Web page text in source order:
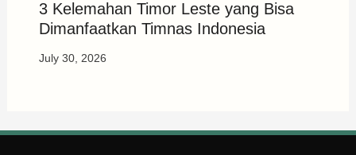
3 Kelemahan Timor Leste yang Bisa
Dimanfaatkan Timnas Indonesia
July 30, 2026